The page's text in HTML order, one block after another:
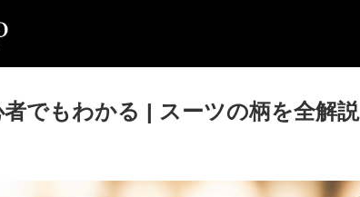
でもわかる | スーツの柄を全解説